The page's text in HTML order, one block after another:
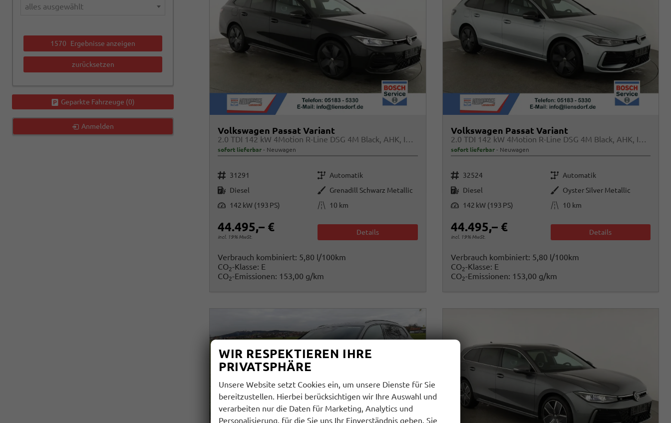
Volkswagen Passat Variant
2.0 TDI 142 kW 4Motion R-Line DSG 4M Black, AHK, IQ.Light, HUD, 19-Zoll, AreaView, Navi, Side
sofort lieferbar Neuwagen
Fahrzeugnr. 31291 Getriebe Automatik
Kraftstoff Diesel Außenfarbe Grenadill Schwarz Metallic
Leistung 142 kW (193 PS) Kilometerstand 10 km
44.495,– €
incl. 19% MwSt.
Details
Verbrauch kombiniert: 5,80 l/100km
CO2-Klasse: E
CO2-Emissionen: 153,00 g/km
Volkswagen Passat Variant
2.0 TDI 142 kW 4Motion R-Line DSG 4M Black, AHK, IQ.Light, HUD, 19-Zoll, AreaView, Navi, Side
sofort lieferbar Neuwagen
Fahrzeugnr. 32524 Getriebe Automatik
Kraftstoff Diesel Außenfarbe Oyster Silver Metallic
Leistung 142 kW (193 PS) Kilometerstand 10 km
44.495,– €
incl. 19% MwSt.
Details
Verbrauch kombiniert: 5,80 l/100km
CO2-Klasse: E
CO2-Emissionen: 153,00 g/km
alles ausgewählt
1570 Ergebnisse anzeigen
zurücksetzen
Geparkte Fahrzeuge (0)
Anmelden
WIR RESPEKTIEREN IHRE
PRIVATSPHÄRE
Unsere Website setzt Cookies ein, um unsere Dienste für Sie
bereitzustellen. Hierbei berücksichtigen wir Ihre Auswahl und
verarbeiten nur die Daten für Marketing, Analytics und
Personalisierung, für die Sie uns Ihr Einverständnis geben. Sie